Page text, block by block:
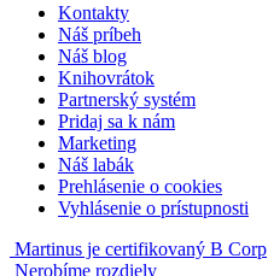
Kontakty
Náš príbeh
Náš blog
Knihovrátok
Partnerský systém
Pridaj sa k nám
Marketing
Náš labák
Prehlásenie o cookies
Vyhlásenie o prístupnosti
Martinus je certifikovaný B Corp
Nerobíme rozdiely